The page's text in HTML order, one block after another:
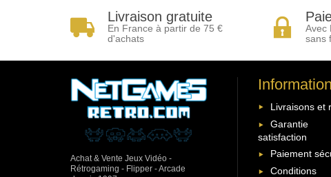
Livraison gratuite
En France à partir de 75 €
d'achats
Avec
sans
Achat & Vente Jeux Vidéo -
Rétrogaming - Flipper - Arcade
Livraisons et
Garantie
satisfaction
Paiement
Conditions